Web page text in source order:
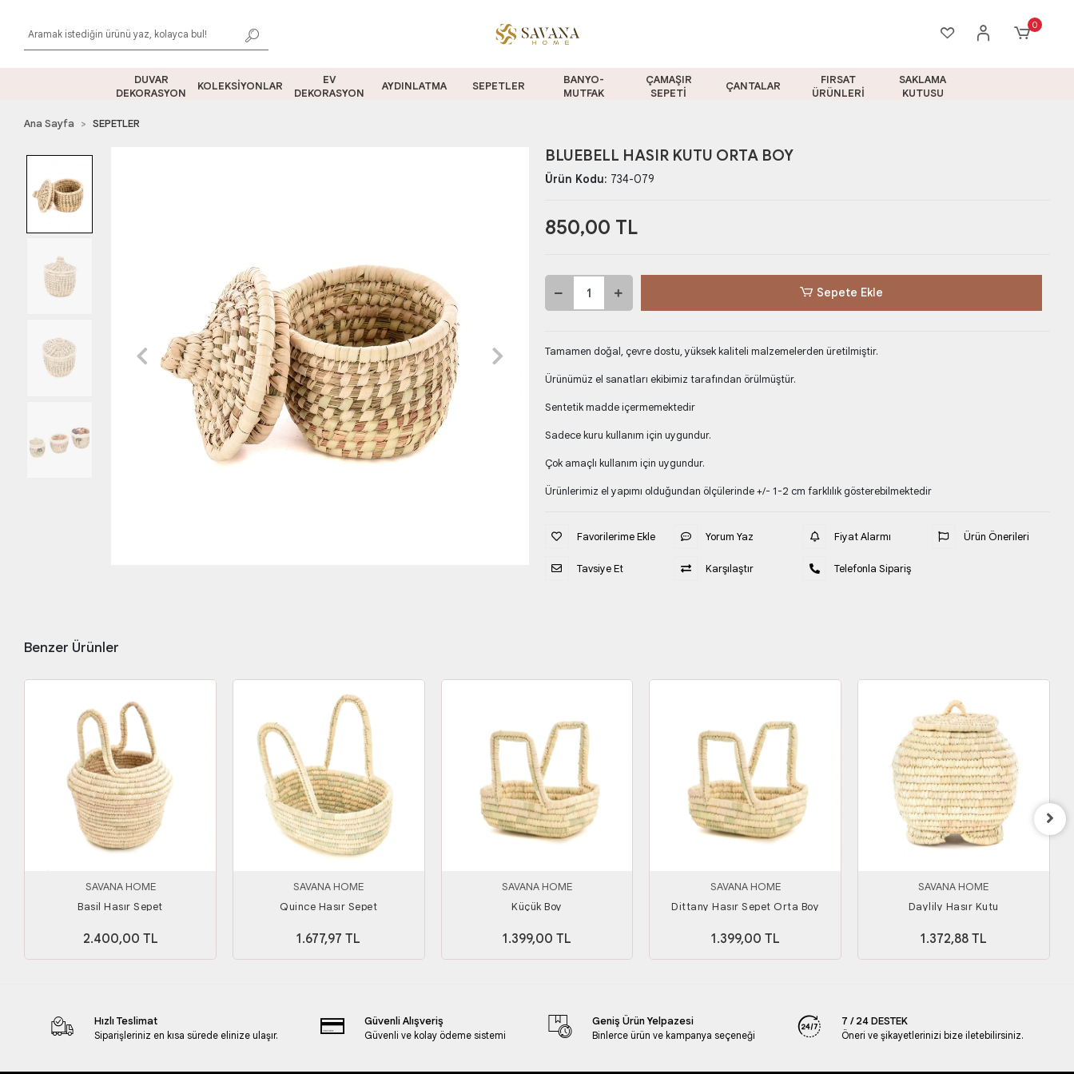
0
DUVAR
DEKORASYON
KOLEKSİYONLAR
EV
DEKORASYON
AYDINLATMA SEPETLER
BANYO-
MUTFAK
ÇAMAŞIR
SEPETİ
ÇANTALAR
FIRSAT
ÜRÜNLERİ
SAKLAMA
KUTUSU
Ana Sayfa SEPETLER
BLUEBELL HASIR KUTU ORTA BOY
Ürün Kodu: 734-079
850,00 TL
Sepete Ekle
Tamamen doğal, çevre dostu, yüksek kaliteli malzemelerden üretilmiştir.
Ürünümüz el sanatları ekibimiz tarafından örülmüştür.
Sentetik madde içermemektedir
Sadece kuru kullanım için uygundur.
Çok amaçlı kullanım için uygundur.
Ürünlerimiz el yapımı olduğundan ölçülerinde +/- 1-2 cm farklılık gösterebilmektedir
Favorilerime Ekle
Tavsiye Et
Yorum Yaz
Karşılaştır
Fiyat Alarmı
Telefonla Sipariş
Ürün Önerileri
Benzer Ürünler
SAVANA HOME
Basil Hasır Sepet
2.400,00 TL
SAVANA HOME
Quince Hasır Sepet
1.677,97 TL
SAVANA HOME
Küçük Boy
1.399,00 TL
SAVANA HOME
Dittany Hasır Sepet Orta Boy
1.399,00 TL
SAVANA HOME
Daylily Hasır Kutu
1.372,88 TL
Hızlı Teslimat
Siparişleriniz en kısa sürede elinize ulaşır.
Güvenli Alışveriş
Güvenli ve kolay ödeme sistemi
Geniş Ürün Yelpazesi
Binlerce ürün ve kampanya seçeneği
7 / 24 DESTEK
Öneri ve şikayetlerinizi bize iletebilirsiniz.